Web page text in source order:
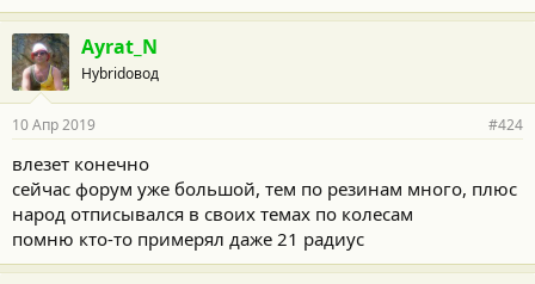
Ayrat_N
Hybridовод
10 Апр 2019 #424
влезет конечно
сейчас форум уже большой, тем по резинам много, плюс
народ отписывался в своих темах по колесам
помню кто-то примерял даже 21 радиус